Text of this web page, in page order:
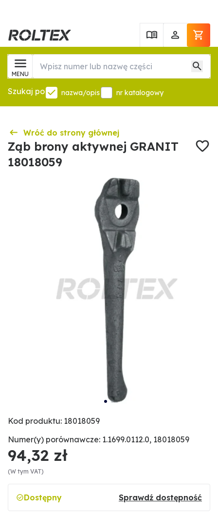
MENU
Szukaj po nazwa/opis nr katalogowy
Wróć do strony głównej
Ząb brony aktywnej GRANIT
18018059
Kod produktu: 18018059
Numer(y) porównawcze: 1.1699.0112.0, 18018059
94,32 zł
(W tym VAT)
Dostępny Sprawdź dostępność